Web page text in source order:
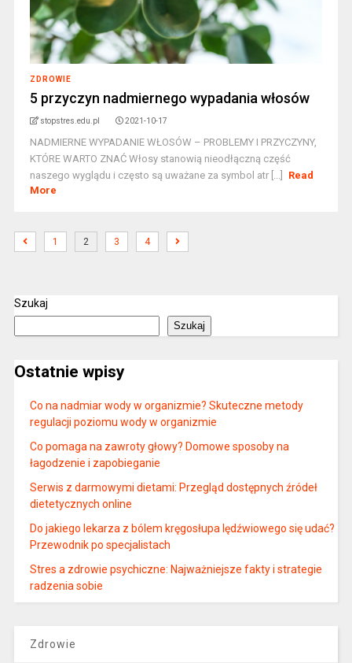
ZDROWIE
5 przyczyn nadmiernego wypadania włosów
stopstres.edu.pl 2021-10-17
NADMIERNE WYPADANIE WŁOSÓW – PROBLEMY I PRZYCZYNY,
KTÓRE WARTO ZNAĆ Włosy stanowią nieodłączną część
naszego wyglądu i często są uważane za symbol atr [...]
Read
More
1 2 3 4
Szukaj
Szukaj
Ostatnie wpisy
Co na nadmiar wody w organizmie? Skuteczne metody
regulacji poziomu wody w organizmie
Co pomaga na zawroty głowy? Domowe sposoby na
łagodzenie i zapobieganie
Serwis z darmowymi dietami: Przegląd dostępnych źródeł
dietetycznych online
Do jakiego lekarza z bólem kręgosłupa lędźwiowego się udać?
Przewodnik po specjalistach
Stres a zdrowie psychiczne: Najważniejsze fakty i strategie
radzenia sobie
Zdrowie